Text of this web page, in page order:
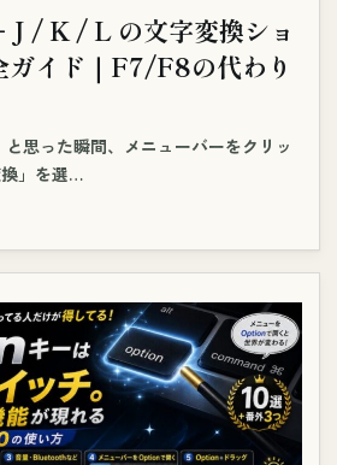
J / K / L の文字変換ショ
ガイド｜F7/F8の代わり
と思った瞬間、メニューバーをクリッ
」を選…